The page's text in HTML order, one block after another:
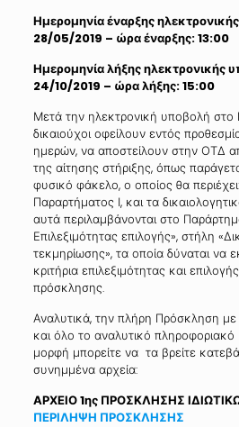
Ημερομηνία έναρξης
28/05/2019 – ώρα έναρξης: 13:00
Ημερομηνία λήξης ηλεκτρονικής
24/10/2019 – ώρα λήξης: 15:00
Μετά την ηλεκτρονική υποβολή στο
δικαιούχοι οφείλουν εντός
ημερών, να αποστείλουν στην ΟΤΔ
της αίτησης στήριξης, όπως
φυσικό φάκελο, ο οποίος θα
Παραρτήματος Ι, και τα
αυτά περιλαμβάνονται στο
Επιλεξιμότητας επιλογής», στήλη
τεκμηρίωσης», τα οποία δύναται να
κριτήρια επιλεξιμότητας και
πρόσκλησης.
Αναλυτικά, την πλήρη Πρόσκληση
και όλο το αναλυτικό πληροφοριακό
μορφή μπορείτε να τα βρείτε
συνημμένα αρχεία:
ΑΡΧΕΙΟ 1ης ΠΡΟΣΚΛΗΣΗΣ
ΠΕΡΙΛΗΨΗ ΠΡΟΣΚΛΗΣΗΣ